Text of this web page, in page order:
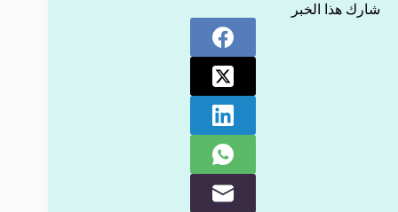
شارك هذا الخبر